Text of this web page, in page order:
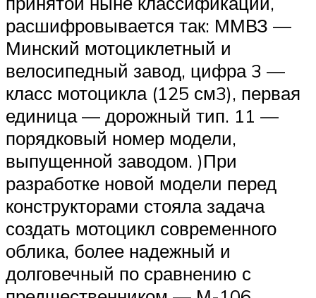
расшифровывается так: ММВЗ —
Минский мотоциклетный и
велосипедный завод, цифра 3 —
класс мотоцикла (125 см3), первая
единица — дорожный тип. 11 —
порядковый номер модели,
выпущенной заводом. )При
разработке новой модели перед
конструкторами стояла задача
создать мотоцикл современного
облика, более надежный и
долговечный по сравнению с